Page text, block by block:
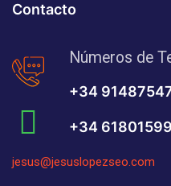
Contacto
Números de
+34
+34
jesus@jesuslopezseo.com